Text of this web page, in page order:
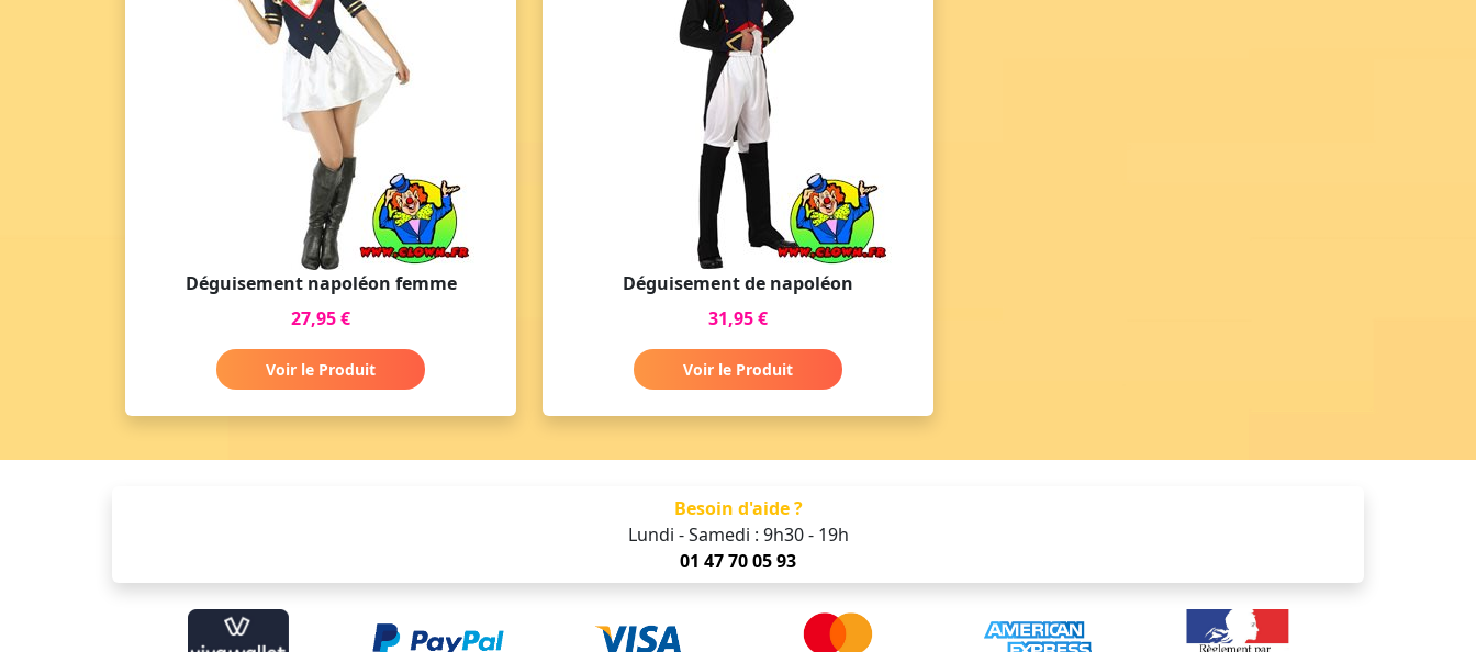
Déguisement napoléon femme
27,95 €
Voir le Produit
Déguisement de napoléon
31,95 €
Voir le Produit
Besoin d'aide ?
Lundi - Samedi : 9h30 - 19h
01 47 70 05 93